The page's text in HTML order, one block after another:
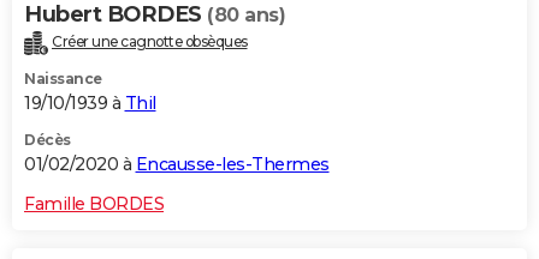
Hubert BORDES (80 ans)
Créer une cagnotte obsèques
Naissance
19/10/1939 à Thil
Décès
01/02/2020 à Encausse-les-Thermes
Famille BORDES